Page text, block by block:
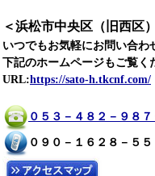
＜浜松市中央区（旧西区
いつでもお気軽にお問い合わ
下記のホームページもご覧く
URL:https://sato-h.tkcnf.com/
０５３－４８２－９８７
０９０－１６２８－５５